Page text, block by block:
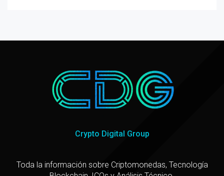
Crypto Digital Group
Toda la información sobre Criptomonedas, Tecnología